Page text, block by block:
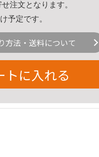
注文となります。
予定です。
方法・送料について
トに入れる